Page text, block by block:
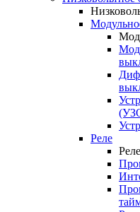
Реле
Реле